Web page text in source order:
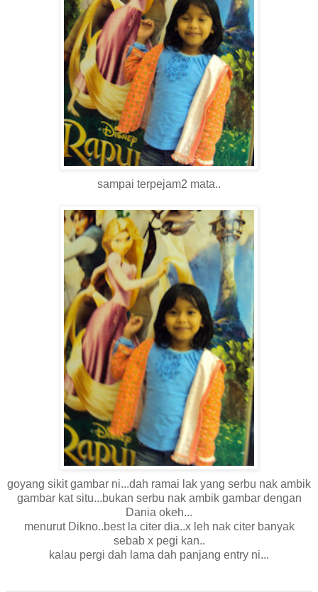
sampai terpejam2 mata..
goyang sikit gambar ni...dah ramai lak yang serbu nak ambik
gambar kat situ...bukan serbu nak ambik gambar dengan
Dania okeh...
menurut Dikno..best la citer dia..x leh nak citer banyak
sebab x pegi kan..
kalau pergi dah lama dah panjang entry ni...